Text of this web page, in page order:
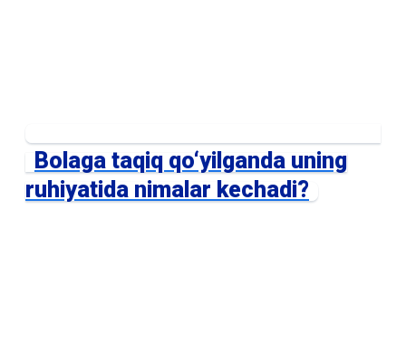
Bolaga taqiq qo‘yilganda uning
ruhiyatida nimalar kechadi?